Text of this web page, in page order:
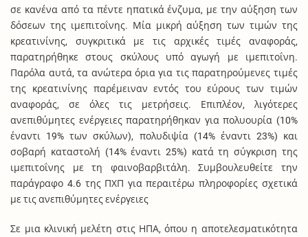
σε κανένα από τα πέντε ηπατικά ένζυμα, με την αύξηση των
δόσεων της ιμεπιτοΐνης. Μία μικρή αύξηση των τιμών της
κρεατινίνης, συγκριτικά με τις αρχικές τιμές αναφοράς,
παρατηρήθηκε στους σκύλους υπό αγωγή με ιμεπιτοΐνη.
Παρόλα αυτά, τα ανώτερα όρια για τις παρατηρούμενες τιμές
της κρεατινίνης παρέμειναν εντός του εύρους των τιμών
αναφοράς, σε όλες τις μετρήσεις. Επιπλέον, λιγότερες
ανεπιθύμητες ενέργειες παρατηρήθηκαν για πολυουρία (10%
έναντι 19% των σκύλων), πολυδιψία (14% έναντι 23%) και
σοβαρή καταστολή (14% έναντι 25%) κατά τη σύγκριση της
ιμεπιτοΐνης με τη φαινοβαρβιτάλη. Συμβουλευθείτε την
παράγραφο 4.6 της ΠΧΠ για περαιτέρω πληροφορίες σχετικά
με τις ανεπιθύμητες ενέργειες
Σε μια κλινική μελέτη στις ΗΠΑ, όπου η αποτελεσματικότητα